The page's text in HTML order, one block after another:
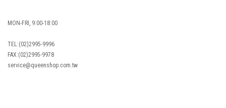
MON-FRI, 9:00-18:00
TEL:(02)2995-9996
FAX:(02)2995-9978
service@queenshop.com.tw